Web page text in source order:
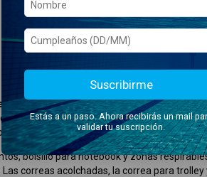
All Set 45, pensada para atletas que se
gran capacidad, organización
y protegido durante todo el día.
bolsillo para notebook y zonas
correas acolchadas, la correa para
Suscribirme
Estás a un paso. Ahora recibirás un mail
validar tu suscripción.